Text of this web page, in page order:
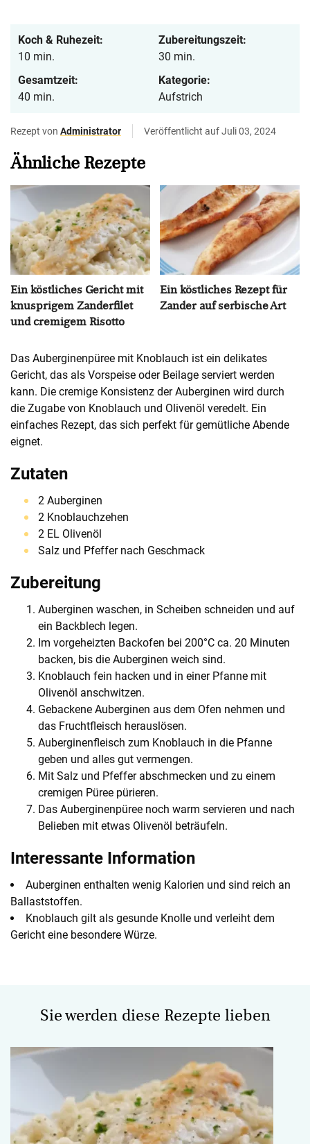
Koch & Ruhezeit:
10 min.
Zubereitungszeit:
30 min.
Gesamtzeit:
40 min.
Kategorie:
Aufstrich
Rezept von Administrator Veröffentlicht auf Juli 03, 2024
Ähnliche Rezepte
Ein köstliches Gericht mit
knusprigem Zanderfilet
und cremigem Risotto
Ein köstliches Rezept für
Zander auf serbische Art
Das Auberginenpüree mit Knoblauch ist ein delikates
Gericht, das als Vorspeise oder Beilage serviert werden
kann. Die cremige Konsistenz der Auberginen wird durch
die Zugabe von Knoblauch und Olivenöl veredelt. Ein
einfaches Rezept, das sich perfekt für gemütliche Abende
eignet.
Zutaten
2 Auberginen
2 Knoblauchzehen
2 EL Olivenöl
Salz und Pfeffer nach Geschmack
Zubereitung
Auberginen waschen, in Scheiben schneiden und auf
ein Backblech legen.
Im vorgeheizten Backofen bei 200°C ca. 20 Minuten
backen, bis die Auberginen weich sind.
Knoblauch fein hacken und in einer Pfanne mit
Olivenöl anschwitzen.
Gebackene Auberginen aus dem Ofen nehmen und
das Fruchtfleisch herauslösen.
Auberginenfleisch zum Knoblauch in die Pfanne
geben und alles gut vermengen.
Mit Salz und Pfeffer abschmecken und zu einem
cremigen Püree pürieren.
Das Auberginenpüree noch warm servieren und nach
Belieben mit etwas Olivenöl beträufeln.
Interessante Information
Auberginen enthalten wenig Kalorien und sind reich an
Ballaststoffen.
Knoblauch gilt als gesunde Knolle und verleiht dem
Gericht eine besondere Würze.
Sie werden diese Rezepte lieben